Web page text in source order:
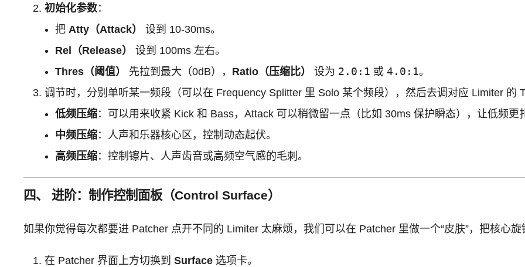
初始化参数：
把 Atty（Attack）
设到 10-30ms。
Rel（Release）
设到 100ms 左右。
Thres（阈值）
先拉到最大（0dB）， Ratio（压缩比） 设为 2.0:1 或4.0:1。
调节时，分别单听某一频段（可以在 Frequency Splitter 里 Solo 某个频段），然后去调对应 Limiter 的
低频压缩：可以用来收紧 Kick 和 Bass，Attack 可以稍微留一点（比如 30ms 保护瞬态），让低频更
中频压缩：人声和乐器核心区，控制动态起伏。
高频压缩：控制镲片、人声齿音或高频空气感的毛刺。
四、 进阶：制作控制面板（Control Surface）
如果你觉得每次都要进 Patcher 点开不同的 Limiter 太麻烦，我们可以在 Patcher 里做一个“皮肤”，把核心旋
在 Patcher 界面上方切换到Surface 选项卡。